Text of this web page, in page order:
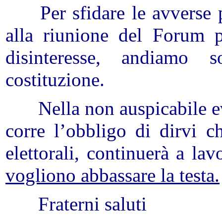
Per sfidare le
alla riunione del Forum
disinteresse, andiamo
costituzione.
Nella non auspicabile
corre l’obbligo di dirvi
elettorali, continuerà a
vogliono abbassare la testa.
Fraterni saluti